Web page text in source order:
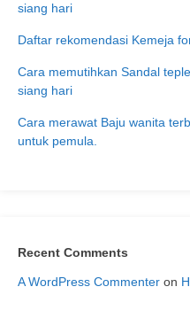
siang hari
Daftar rekomendasi Kemeja
Cara memutihkan Sandal
siang hari
Cara merawat Baju wanita
untuk pemula.
Recent Comments
A WordPress Commenter on